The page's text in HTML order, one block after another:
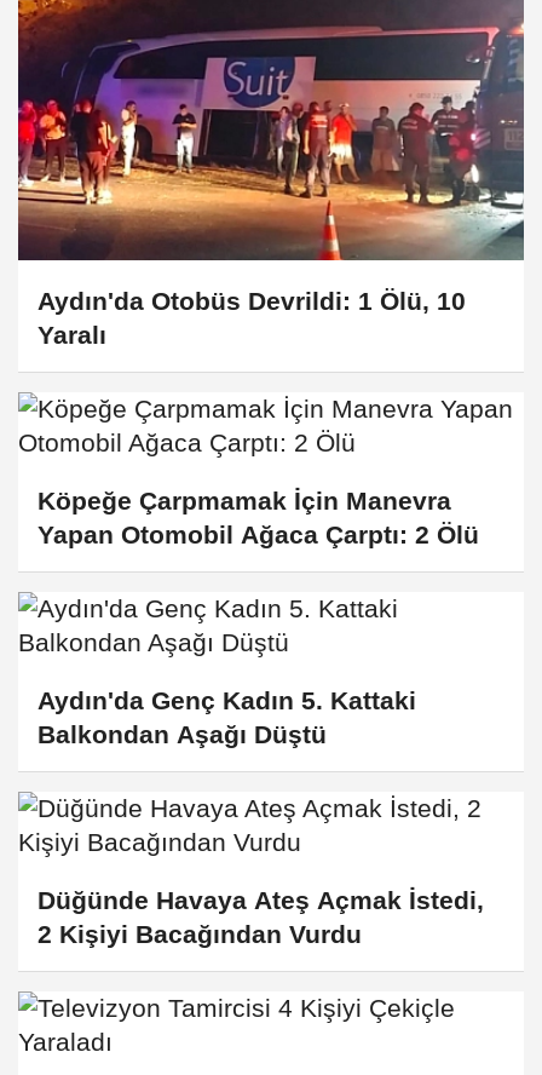
Aydın'da Otobüs Devrildi: 1 Ölü, 10
Yaralı
Köpeğe Çarpmamak İçin Manevra
Yapan Otomobil Ağaca Çarptı: 2 Ölü
Aydın'da Genç Kadın 5. Kattaki
Balkondan Aşağı Düştü
Düğünde Havaya Ateş Açmak İstedi,
2 Kişiyi Bacağından Vurdu